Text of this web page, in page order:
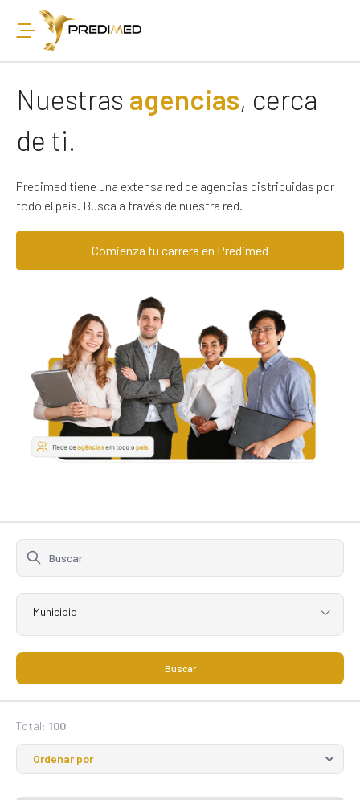
Nuestras agencias, cerca
de ti.
Predimed tiene una extensa red de agencias distribuidas por
todo el país. Busca a través de nuestra red.
Comienza tu carrera en Predimed
Municipio
Buscar
Total: 100